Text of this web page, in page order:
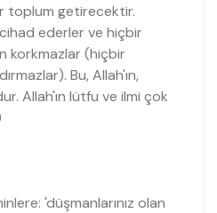
toplum getirecektir.
ederler ve hiçbir
korkmazlar (hiçbir
Bu, Allah'ın,
Allah'ın lütfu ve ilmi çok
'düşmanlarınız olan